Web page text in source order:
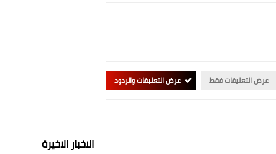
عرض التعليقات فقط عرض التعليقات والردود
الاخبار الاخيرة